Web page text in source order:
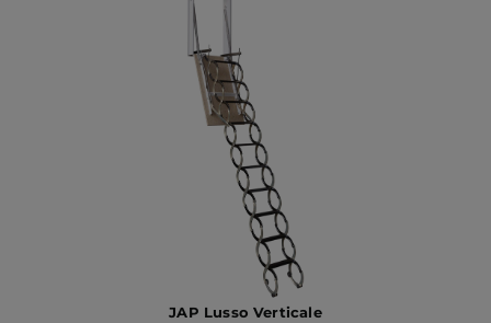
JAP Lusso Verticale